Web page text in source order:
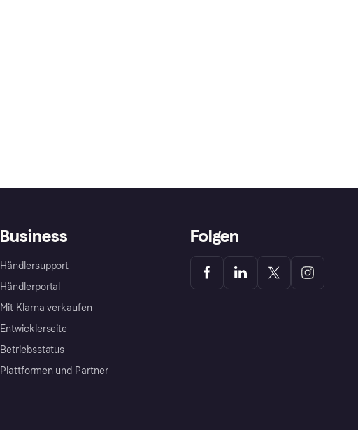
Business
Händlersupport
Händlerportal
Mit Klarna verkaufen
Entwicklerseite
Betriebsstatus
Plattformen und Partner
Folgen